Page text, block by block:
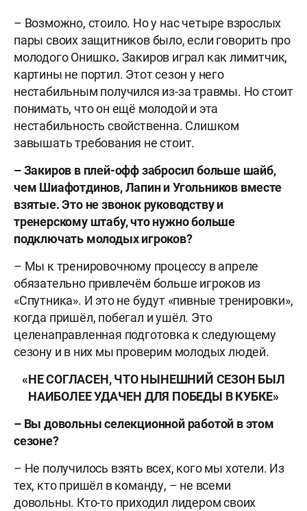
– Возможно, стоило. Но у нас четыре взрослых
пары своих защитников было, если говорить про
молодого Онишко. Закиров играл как лимитчик,
картины не портил. Этот сезон у него
нестабильным получился из-за травмы. Но стоит
понимать, что он ещё молодой и эта
нестабильность свойственна. Слишком
завышать требования не стоит.
–Закиров в плей-офф забросил больше шайб,
чем Шиафотдинов, Лапин и Угольников вместе
взятые. Это не звонок руководству и
тренерскому штабу, что нужно больше
подключать молодых игроков?
– Мы к тренировочному процессу в апреле
обязательно привлечём больше игроков из
«Спутника». И это не будут «пивные тренировки»,
когда пришёл, побегал и ушёл. Это
целенаправленная подготовка к следующему
сезону и в них мы проверим молодых людей.
«НЕ СОГЛАСЕН, ЧТО НЫНЕШНИЙ СЕЗОН БЫЛ
НАИБОЛЕЕ УДАЧЕН ДЛЯ ПОБЕДЫ В КУБКЕ»
– Вы довольны селекционной работой в этом
сезоне?
– Не получилось взять всех, кого мы хотели. Из
тех, кто пришёл в команду, – не всеми
довольны. Кто-то приходил лидером своих